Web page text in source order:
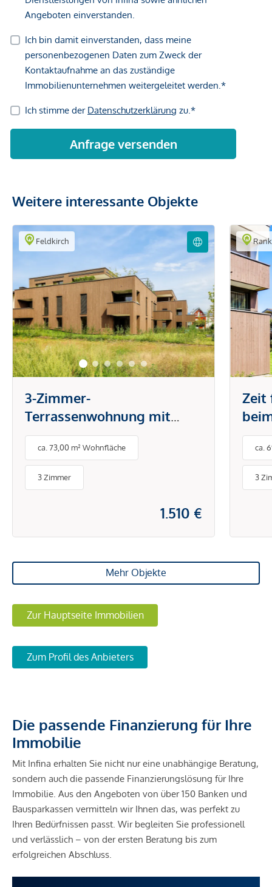
Weitere interessante Objekte
Feldkirch
3-Zimmer-
Terrassenwohnung mit
perfekter Aufteilung und
Bergpanorama in Feldkirch-
Nofels zu vermieten
ca. 73,00 m² Wohnfläche
3 Zimmer
1.510 €
Zeit
ca.
3
Mehr Objekte
Zur Hauptseite Immobilien
Zum Profil des Anbieters
Die passende Finanzierung für Ihre
Immobilie
Mit Infina erhalten Sie nicht nur eine unabhängige Beratung,
sondern auch die passende Finanzierungslösung für Ihre
Immobilie. Aus den Angeboten von über 150 Banken und
Bausparkassen vermitteln wir Ihnen das, was perfekt zu
Ihren Bedürfnissen passt. Wir begleiten Sie professionell
und verlässlich – von der ersten Beratung bis zum
erfolgreichen Abschluss.